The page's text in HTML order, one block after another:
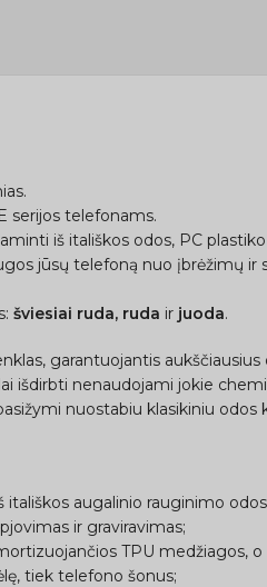
serijos telefonams.
iš itališkos odos, PC
jūsų telefoną nuo įbrėžimų
šviesiai ruda, ruda ir juoda.
garantuojantis
išdirbti nenaudojami jokie
nuostabiu klasikiniu odos
augalinio rauginimo
ir graviravimas;
TPU medžiagos,
tiek telefono šonus;